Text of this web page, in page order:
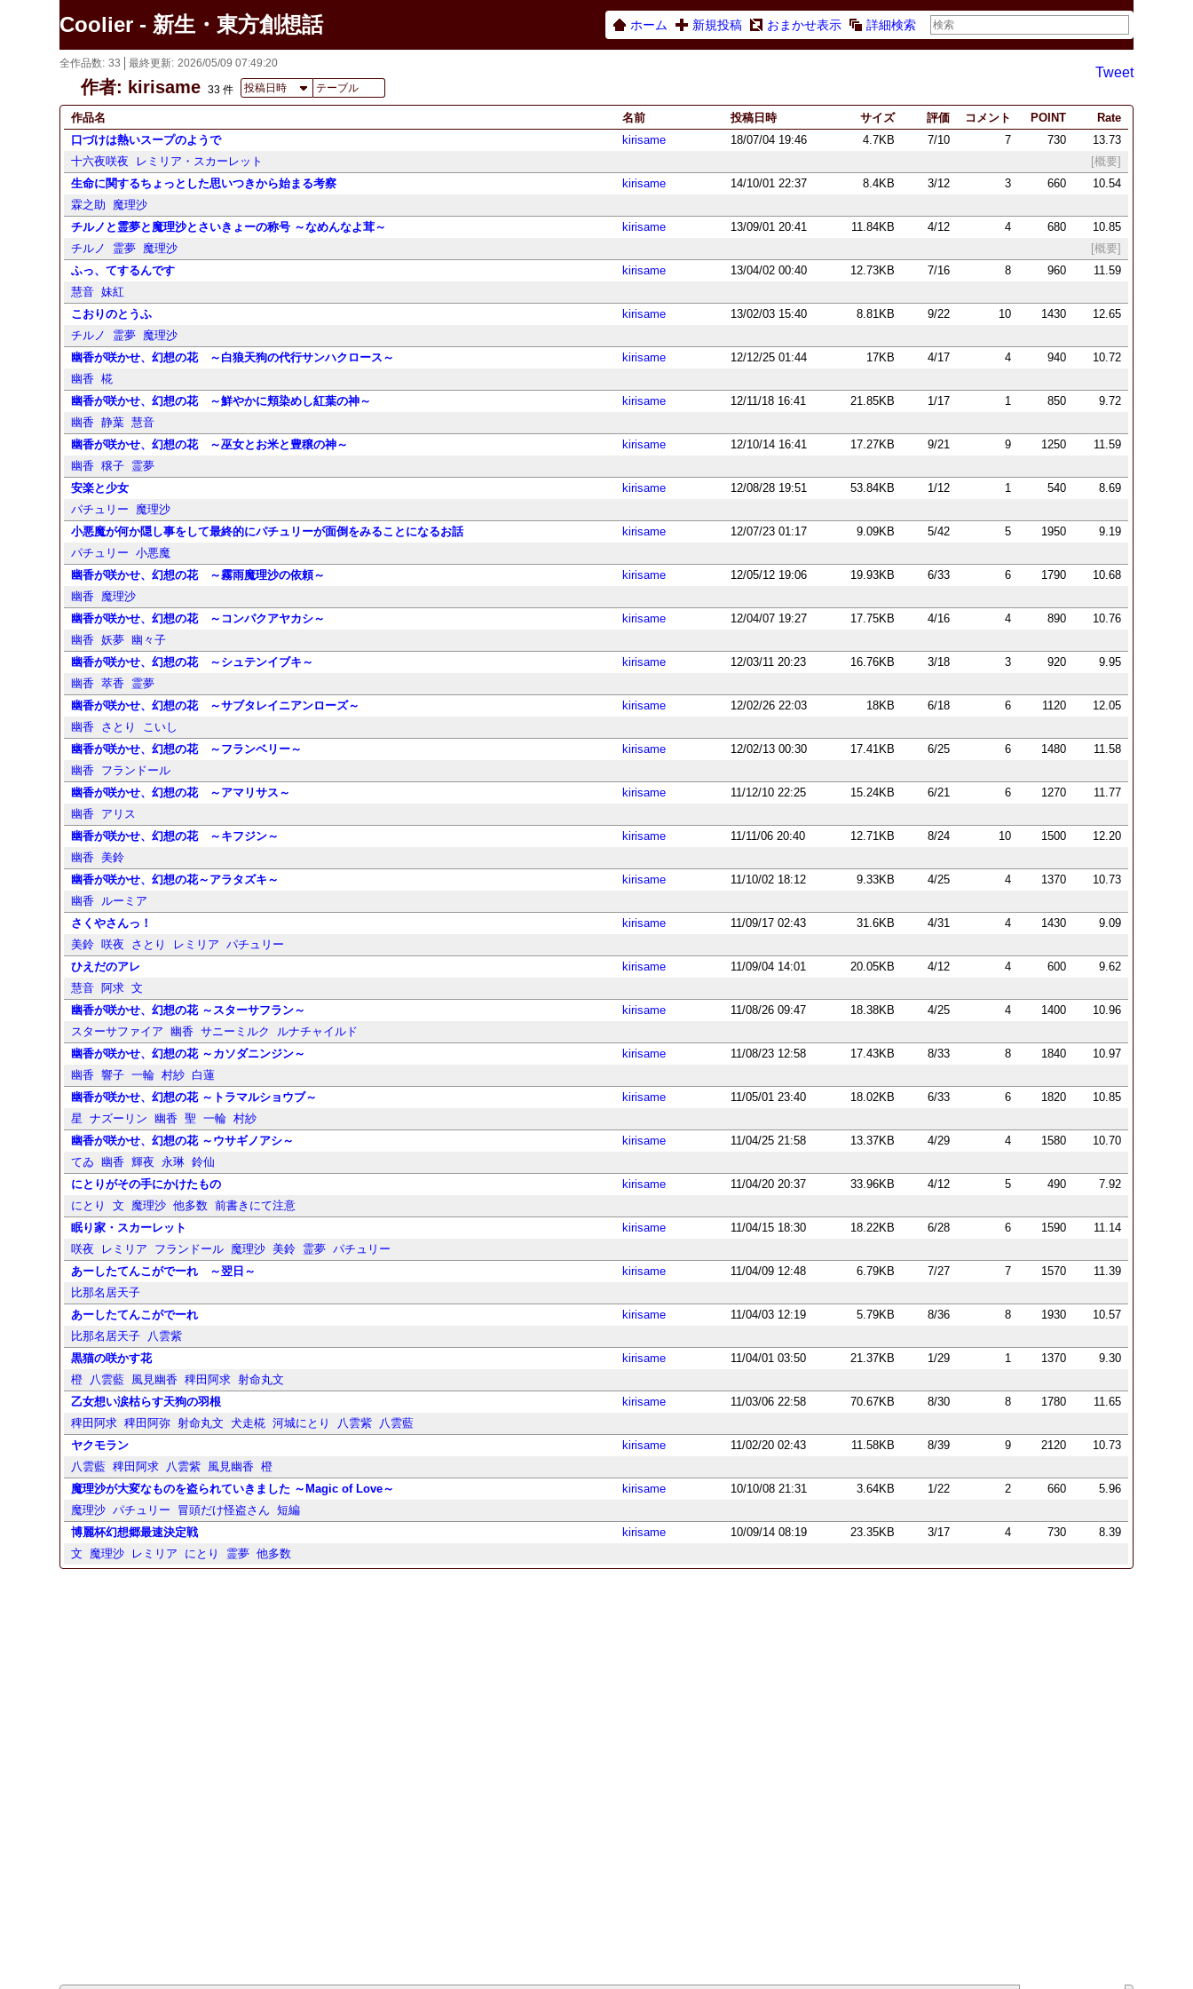
Coolier - 新生・東方創想話 ホーム 新規投稿 おまかせ表示 詳細検索
作者: kirisame 33 件 投稿日時 テーブル
全作品数 33 最終更新 2026/05/09 07:49:20
Tweet
作品名 名前 投稿日時 サイズ 評価 コメント POINT
Rate
口づけは熱いスープのようで
kirisame 18/07/04 19:46 4.7KB 7/10 7 730
13.73
[概要]
十六夜咲夜
レミリア・スカーレット
生命に関するちょっとした思いつきから始まる考察
kirisame 14/10/01 22:37 8.4KB 3/12 3 660
10.54
霖之助
魔理沙
チルノと霊夢と魔理沙とさいきょーの称号 ～なめんなよ茸～
kirisame 13/09/01 20:41 11.84KB 4/12 4 680
10.85
[概要]
チルノ 霊夢 魔理沙
ふっ、てするんです
kirisame 13/04/02 00:40 12.73KB 7/16 8 960
11.59
慧音 妹紅
こおりのとうふ
kirisame 13/02/03 15:40 8.81KB 9/22 10 1430
12.65
チルノ
霊夢 魔理沙
幽香が咲かせ、幻想の花 ～白狼天狗の代行サンハクロース～
kirisame 12/12/25 01:44 17KB 4/17 4 940
10.72
幽香
椛
幽香が咲かせ、幻想の花 ～鮮やかに頬染めし紅葉の神～
kirisame 12/11/18 16:41 21.85KB 1/17 1 850
9.72
幽香
静葉 慧音
幽香が咲かせ、幻想の花 ～巫女とお米と豊穣の神～
kirisame 12/10/14 16:41 17.27KB 9/21 9 1250
11.59
幽香
穣子 霊夢
安楽と少女
kirisame 12/08/28 19:51 53.84KB 1/12 1 540
8.69
パチュリー
魔理沙
小悪魔が何か隠し事をして最終的にパチュリーが面倒をみることになるお話
kirisame 12/07/23 01:17 9.09KB 5/42 5 1950
9.19
パチュリー
小悪魔
幽香が咲かせ、幻想の花 ～霧雨魔理沙の依頼～
kirisame 12/05/12 19:06 19.93KB 6/33 6 1790
10.68
幽香
魔理沙
幽香が咲かせ、幻想の花 ～コンパクアヤカシ～
kirisame 12/04/07 19:27 17.75KB 4/16 4 890
10.76
幽香
妖夢 幽々子
幽香が咲かせ、幻想の花 ～シュテンイブキ～
kirisame 12/03/11 20:23 16.76KB 3/18 3 920
9.95
幽香
萃香
霊夢
幽香が咲かせ、幻想の花 ～サブタレイニアンローズ～
kirisame 12/02/26 22:03 18KB 6/18 6 1120
12.05
幽香
さとり
こいし
幽香が咲かせ、幻想の花 ～フランベリー～
kirisame 12/02/13 00:30 17.41KB 6/25 6 1480
11.58
幽香
フランドール
幽香が咲かせ、幻想の花 ～アマリサス～
kirisame 11/12/10 22:25 15.24KB 6/21 6 1270
11.77
幽香
アリス
幽香が咲かせ、幻想の花 ～キフジン～
kirisame 11/11/06 20:40 12.71KB 8/24 10 1500
12.20
幽香
美鈴
幽香が咲かせ、幻想の花～アラタズキ～
kirisame 11/10/02 18:12 9.33KB 4/25 4 1370
10.73
幽香
ルーミア
さくやさんっ！
kirisame 11/09/17 02:43 31.6KB 4/31 4 1430
9.09
美鈴 咲夜 さとり レミリア
パチュリー
ひえだのアレ
kirisame 11/09/04 14:01 20.05KB 4/12 4 600
9.62
慧音 阿求 文
幽香が咲かせ、幻想の花 ～スターサフラン～
kirisame 11/08/26 09:47 18.38KB 4/25 4 1400
10.96
スターサファイア
幽香 サニーミルク
ルナチャイルド
幽香が咲かせ、幻想の花 ～カソダニンジン～
kirisame 11/08/23 12:58 17.43KB 8/33 8 1840
10.97
幽香
響子 一輪 村紗 白蓮
幽香が咲かせ、幻想の花 ～トラマルショウブ～
kirisame 11/05/01 23:40 18.02KB 6/33 6 1820
10.85
星
ナズーリン 幽香 聖 一輪 村紗
幽香が咲かせ、幻想の花 ～ウサギノアシ～
kirisame 11/04/25 21:58 13.37KB 4/29 4 1580
10.70
てゐ
幽香 輝夜 永琳 鈴仙
にとりがその手にかけたもの
kirisame 11/04/20 20:37 33.96KB 4/12 5 490
7.92
にとり
文 魔理沙 他多数 前書きにて注意
眠り家・スカーレット
kirisame 11/04/15 18:30 18.22KB 6/28 6 1590
11.14
咲夜
レミリア フランドール 魔理沙 美鈴 霊夢 パチュリー
あーしたてんこがでーれ ～翌日～
kirisame 11/04/09 12:48 6.79KB 7/27 7 1570
11.39
比那名居天子
あーしたてんこがでーれ
kirisame 11/04/03 12:19 5.79KB 8/36 8 1930
10.57
比那名居天子 八雲紫
黒猫の咲かす花
kirisame 11/04/01 03:50 21.37KB 1/29 1 1370
9.30
橙 八雲藍 風見幽香 稗田阿求 射命丸文
乙女想い涙枯らす天狗の羽根
kirisame 11/03/06 22:58 70.67KB 8/30 8 1780
11.65
稗田阿求 稗田阿弥 射命丸文 犬走椛 河城にとり 八雲紫 八雲藍
ヤクモラン
kirisame 11/02/20 02:43 11.58KB 8/39 9 2120
10.73
八雲藍 稗田阿求 八雲紫 風見幽香
橙
魔理沙が大変なものを盗られていきました ～Magic of Love～
kirisame 10/10/08 21:31 3.64KB 1/22 2 660
5.96
魔理沙 パチュリー 冒頭だけ怪盗さん
短編
博麗杯幻想郷最速決定戦
kirisame 10/09/14 08:19 23.35KB 3/17 4 730
8.39
文
魔理沙 レミリア にとり 霊夢 他多数